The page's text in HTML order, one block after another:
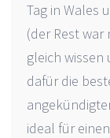
Tag in Wales
(der Rest war
gleich
dafür die
ideal für